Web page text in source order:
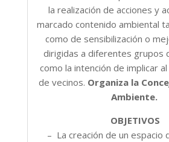
la realización de acciones y
marcado contenido ambiental
como de sensibilización o
dirigidas a diferentes grupos
como la intención de implicar
de vecinos. Organiza la
Ambiente.
OBJETIVOS
– La creación de un espacio